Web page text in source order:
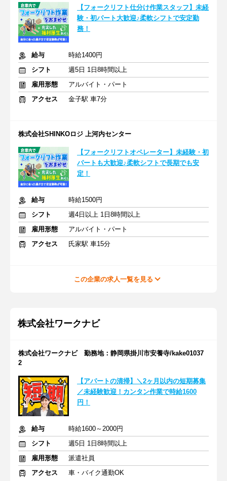
【フォークリフト仕分け作業スタッフ】未経
験・初パート大歓迎♪柔軟シフトで安定勤
務！
給与
時給1400円
シフト
週5日 1日8時間以上
雇用形態
アルバイト・パート
アクセス
金子駅 車7分
株式会社SHINKOロジ 上河内センター
【フォークリフトオペレーター】未経験・初
パートも大歓迎♪柔軟シフトで長期でも安
定！
給与
時給1500円
シフト
週4日以上 1日8時間以上
雇用形態
アルバイト・パート
アクセス
氏家駅 車15分
この企業の求人一覧を見る
株式会社ワークナビ
株式会社ワークナビ 勤務地：静岡県掛川市安養寺/kake01037
2
【アパートの清掃】＼2ヶ月以内の短期募集
／未経験歓迎！カンタン作業で時給1600
円！
給与
時給1600～2000円
シフト
週5日 1日8時間以上
雇用形態
派遣社員
アクセス
車・バイク通勤OK